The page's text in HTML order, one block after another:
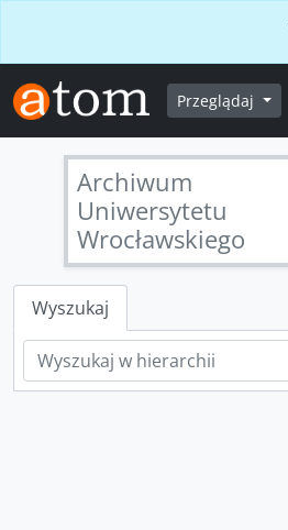
Przeglądaj
Archiwum
Uniwersytetu
Wrocławskiego
Wyszukaj